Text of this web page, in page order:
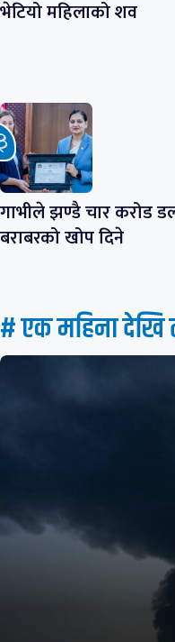
भेटियो महिलाको शव
गाभीले झण्डै चार करोड
बराबरको खोप दिने
# एक महिना देखि